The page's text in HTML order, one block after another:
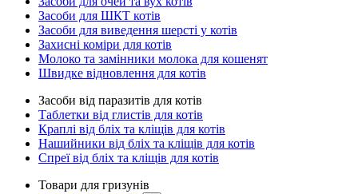
Засоби для ШКТ котів
Засоби для виведення шерсті у котів
Захисні коміри для котів
Молоко та замінники молока для кошенят
Швидке відновлення для котів
Засоби від паразитів для котів
Таблетки від глистів для котів
Краплі від бліх та кліщів для котів
Нашийники від бліх та кліщів для котів
Спреї від бліх та кліщів для котів
Товари для гризунів